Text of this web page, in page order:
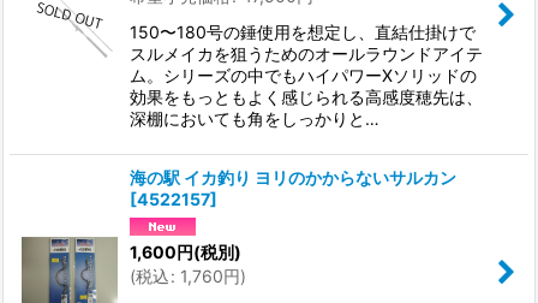
150〜180号の錘使用を想定し、直結仕掛けで
スルメイカを狙うためのオールラウンドアイテ
ム。シリーズの中でもハイパワーXソリッドの
効果をもっともよく感じられる高感度穂先は、
深棚においても角をしっかりと…
海の駅 イカ釣り ヨリのかからないサルカン
[4522157]
1,600円(税別)
(税込: 1,760円)